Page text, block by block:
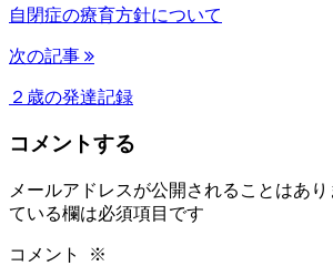
自閉症の療育方針について
次の記事
２歳の発達記録
コメントする
メールアドレスが公開されることはあり
ている欄は必須項目です
コメント ※